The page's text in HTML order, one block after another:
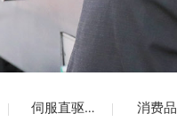
伺服直驱水箱拉丝机 消费品